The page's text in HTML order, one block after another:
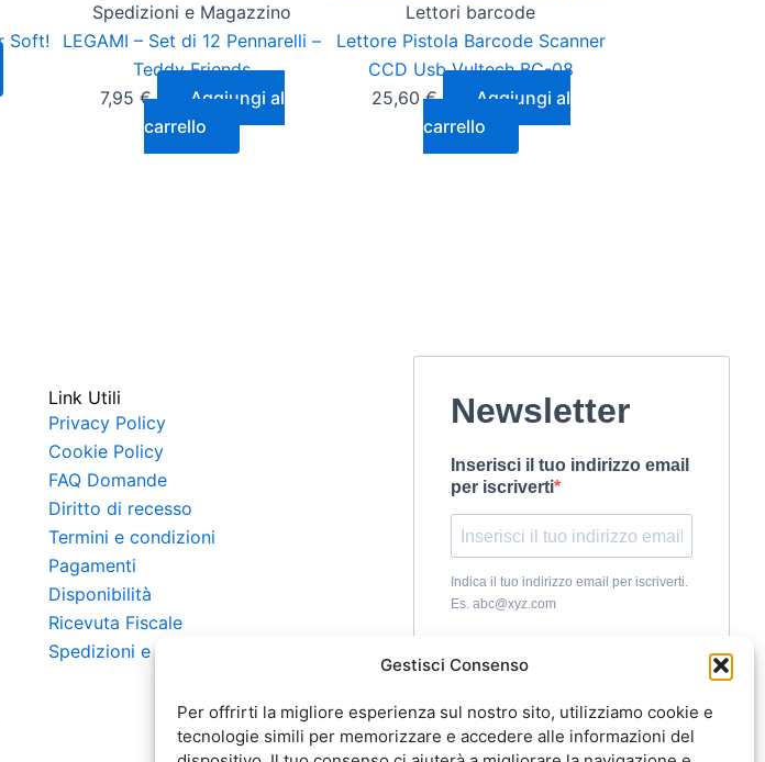
Gestisci Consenso
Per offrirti la migliore esperienza sul nostro sito, utilizziamo cookie e
tecnologie simili per memorizzare e accedere alle informazioni del
Soft!
Spedizioni e Magazzino
LEGAMI – Set di 12 Pennarelli –
Teddy Friends
7,95 €
Aggiungi al
carrello
Lettori barcode
Lettore Pistola Barcode Scanner
CCD Usb Vultech BC-08
25,60€
Aggiungi al
carrello
Link Utili
Privacy Policy
Cookie Policy
FAQ Domande
Diritto di recesso
Termini e condizioni
Pagamenti
Disponibilità
Ricevuta Fiscale
Spedizioni e Consegna
Newsletter
Inserisci il tuo indirizzo email
per iscriverti
Indica il tuo indirizzo email per iscriverti.
Es. abc@xyz.com
sullaPrivacy
trattamento dei miei dati per
l’invio della Newsletter.